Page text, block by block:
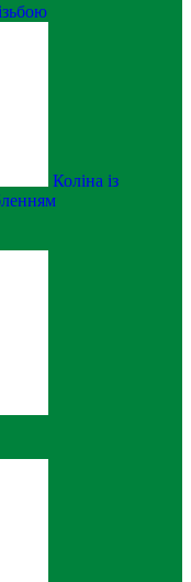
Коліна із